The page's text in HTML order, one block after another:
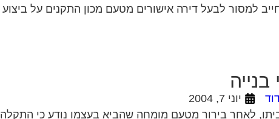
למסור לבעל דירה אישורים מטעם מכון התקנים על
יוני 7, 2004
לאחר בירור מטעם מומחה שהביא בעצמו נודע כי